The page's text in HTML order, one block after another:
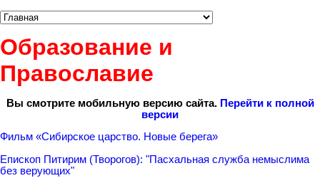
Образование и
Православие
Вы смотрите мобильную версию сайта. Перейти к полной
версии
Фильм «Сибирское царство. Новые берега»
Епископ Питирим (Творогов): "Пасхальная служба немыслима
без верующих"